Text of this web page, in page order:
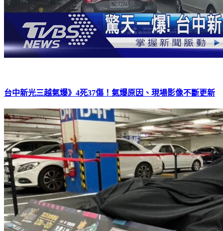
台中新光三越氣爆》4死37傷！氣爆原因、現場影像不斷更新